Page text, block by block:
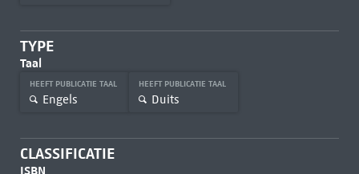
TYPE
Taal
HEEFT PUBLICATIE TAAL
Engels
HEEFT PUBLICATIE TAAL
Duits
CLASSIFICATIE
ISBN